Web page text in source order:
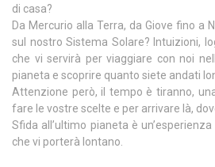
di casa?
Da Mercurio alla Terra, da Giove fino a
sul nostro Sistema Solare? Intuizioni,
che vi servirà per viaggiare con noi
pianeta e scoprire quanto siete andati
Attenzione però, il tempo è tiranno,
fare le vostre scelte e per arrivare là,
Sfida all’ultimo pianeta è
che vi porterà lontano.